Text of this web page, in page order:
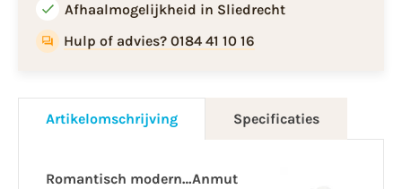
Afhaalmogelijkheid in Sliedrecht
Hulp of advies? 0184 41 10 16
Artikelomschrijving Specificaties
Romantisch modern…Anmut